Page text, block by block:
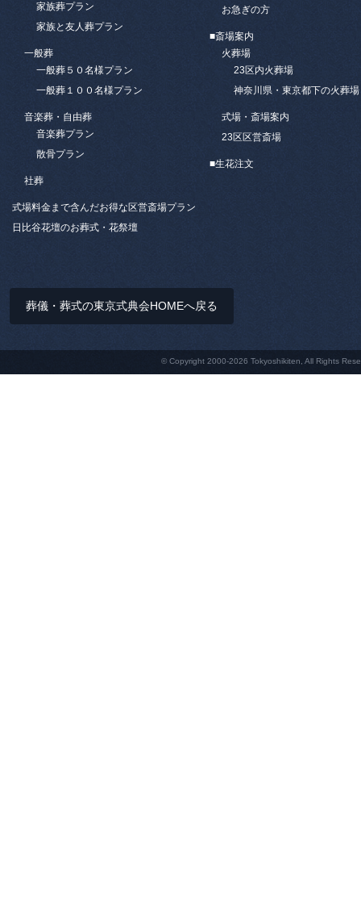
家族葬プラン
家族と友人葬プラン
一般葬
一般葬５０名様プラン
一般葬１００名様プラン
音楽葬・自由葬
音楽葬プラン
散骨プラン
社葬
式場料金まで含んだお得な区営斎場プラン
日比谷花壇のお葬式・花祭壇
お急ぎの方
■斎場案内
火葬場
23区内火葬場
神奈川県・東京都下の火葬場
式場・斎場案内
23区区営斎場
■生花注文
葬儀・葬式の東京式典会HOMEへ戻る
© Copyright 2000-2026 Tokyoshikiten, All Rights